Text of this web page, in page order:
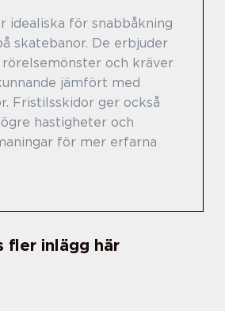
idealiska för snabbåkning
skatebanor. De erbjuder
rörelsemönster och kräver
jämfört med
Fristilsskidor ger också
hastigheter och
för mer erfarna
fler inlägg här